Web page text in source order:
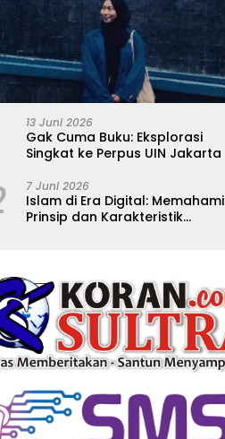
13 Juni 2026
Gak Cuma Buku: Eksplorasi
Singkat ke Perpus UIN Jakarta
7 Juni 2026
Islam di Era Digital: Memahami
Prinsip dan Karakteristik